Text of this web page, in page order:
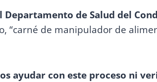
Departamento de Salud del
“carné de manipulador de
ayudar con este proceso ni